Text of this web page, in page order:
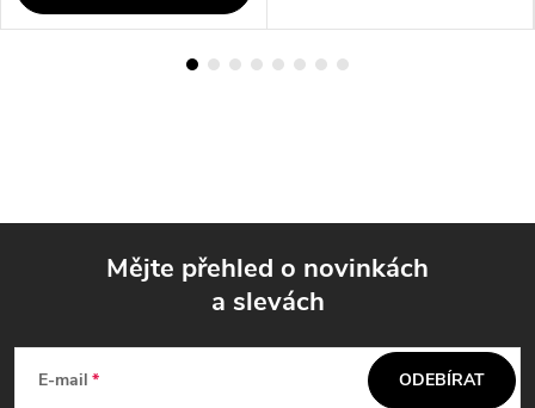
Mějte přehled o novinkách
a slevách
E-mail ODEBÍRAT